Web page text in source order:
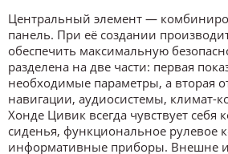
Центральный элемент —
панель. При её создании
обеспечить максимальную
разделена на две части: первая
необходимые параметры, а вторая
навигации, аудиосистемы, климат-
Хонде Цивик всегда чувствует
сиденья, функциональное рулевое
информативные приборы. Внешне